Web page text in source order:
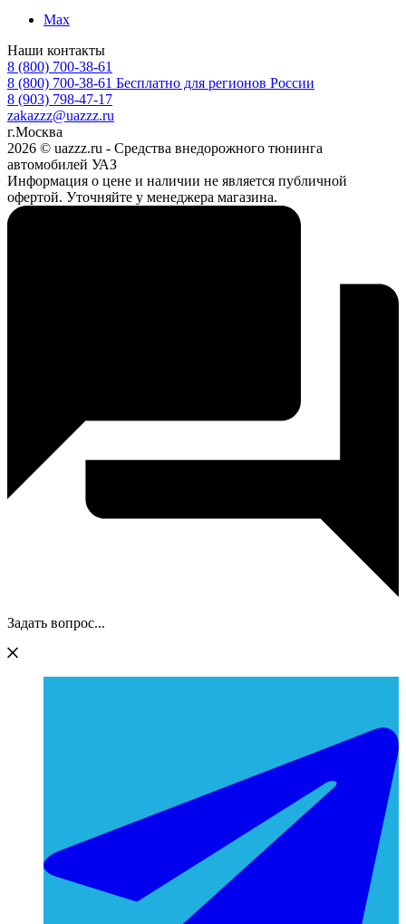
Max
Наши контакты
8 (800) 700-38-61
8 (800) 700-38-61 Бесплатно для регионов России
8 (903) 798-47-17
zakazzz@uazzz.ru
г.Москва
2026 © uazzz.ru - Средства внедорожного тюнинга
автомобилей УАЗ
Информация о цене и наличии не является публичной
офертой. Уточняйте у менеджера магазина.
Задать вопрос...